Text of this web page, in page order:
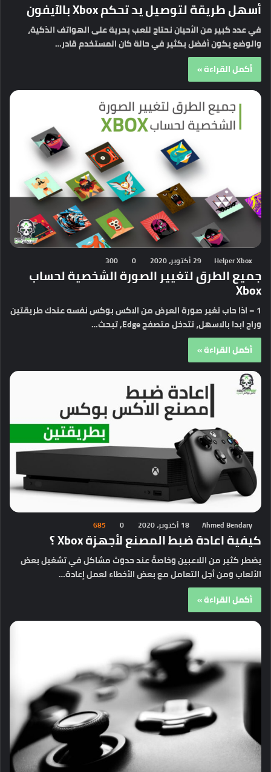
أسهل طريقة لتوصيل يد تحكم Xbox بالآيفون
في عدد كبير من الأحيان نحتاج للعب بحرية على الهواتف الذكية،
والوضع يكون أفضل بكثير في حالة كان المستخدم قادر…
أكمل القراءة »
Helper Xbox 29 أكتوبر، 2020 0
300
جميع الطرق لتغيير الصورة الشخصية لحساب
Xbox
1 – اذا حاب تغير صورة العرض من الاكس بوكس نفسه عندك طريقتين
وراح ابدا بالاسهل، تتدخل متصفح Edge, تبحث…
أكمل القراءة »
Ahmed Bendary 18 أكتوبر، 2020 0
685
كيفية اعادة ضبط المصنع لأجهزة Xbox ؟
يضطر كثير من اللاعبين وخاصةً عند حدوث مشاكل في تشغيل بعض
الألعاب ومن أجل التعامل مع بعض الأخطاء لعمل إعادة…
أكمل القراءة »